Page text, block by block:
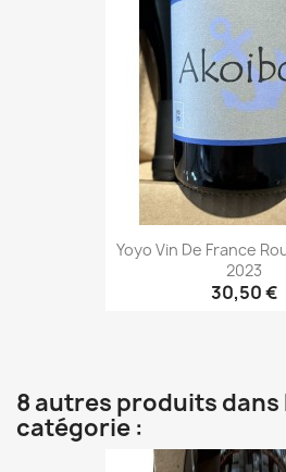
Yoyo Vin De France
2023
30,50 €
8 autres produits dans
catégorie :